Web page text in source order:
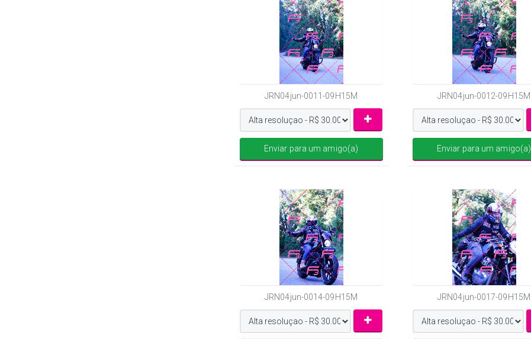
JRN04jun-0011-09H15M
Enviar para um amigo(a)
JRN04jun-0012-09H15M
Enviar para um amigo(a)
JRN04jun-0014-09H15M JRN04jun-0017-09H15M